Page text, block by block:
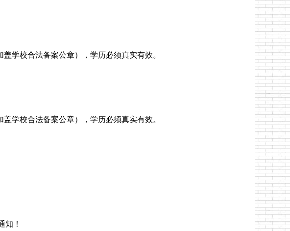
学校合法备案公章），学历必须真实有效。
学校合法备案公章），学历必须真实有效。
知！